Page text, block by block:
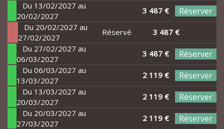
Du 13/02/2027 au
20/02/2027
3 487 € Réserver
Du 20/02/2027 au
27/02/2027
Réservé
3 487 €
Du 27/02/2027 au
06/03/2027
3 487 € Réserver
Du 06/03/2027 au
13/03/2027
2 119 € Réserver
Du 13/03/2027 au
20/03/2027
2 119 € Réserver
Du 20/03/2027 au
27/03/2027
2 119 € Réserver